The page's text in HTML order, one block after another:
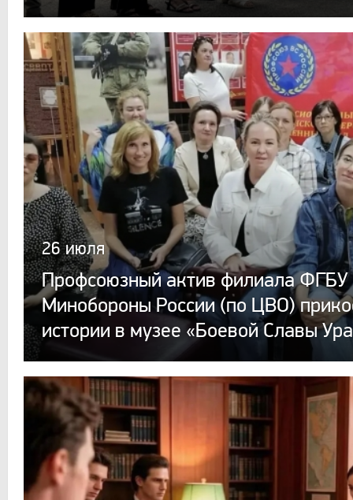
26 июля
Профсоюзный актив филиала
Минобороны России (по ЦВО)
истории в музее «Боевой Славы